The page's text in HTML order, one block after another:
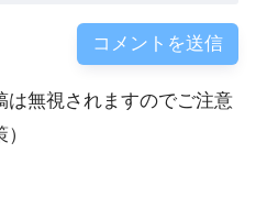
は無視されますのでご注意